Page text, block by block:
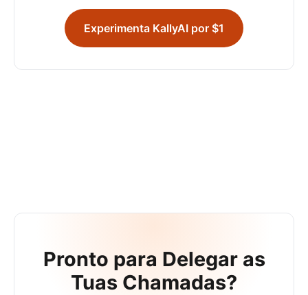
Experimenta KallyAI por $1
Pronto para Delegar as
Tuas Chamadas?